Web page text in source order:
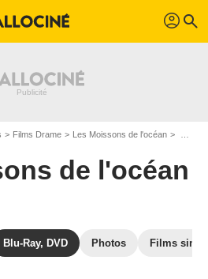
profil search
Films Drame Les Moissons de l'océan
de l'océan
Blu-Ray, DVD Photos Films